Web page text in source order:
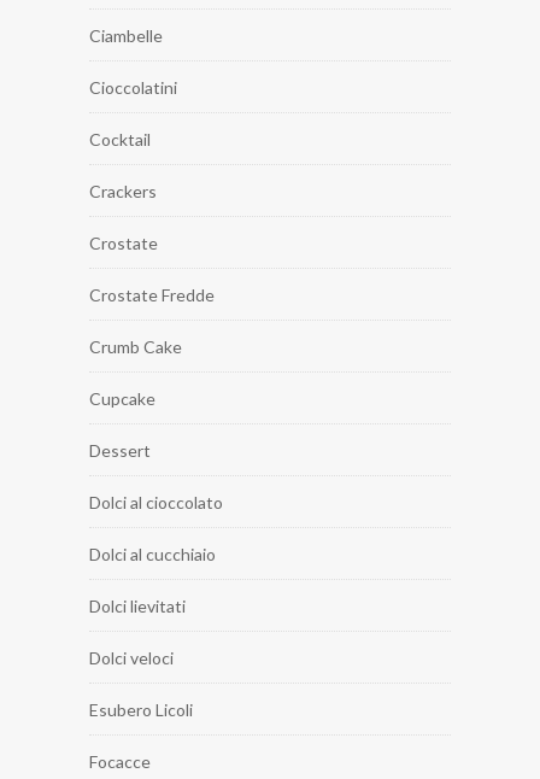
Ciambelle
Cioccolatini
Cocktail
Crackers
Crostate
Crostate Fredde
Crumb Cake
Cupcake
Dessert
Dolci al cioccolato
Dolci al cucchiaio
Dolci lievitati
Dolci veloci
Esubero Licoli
Focacce